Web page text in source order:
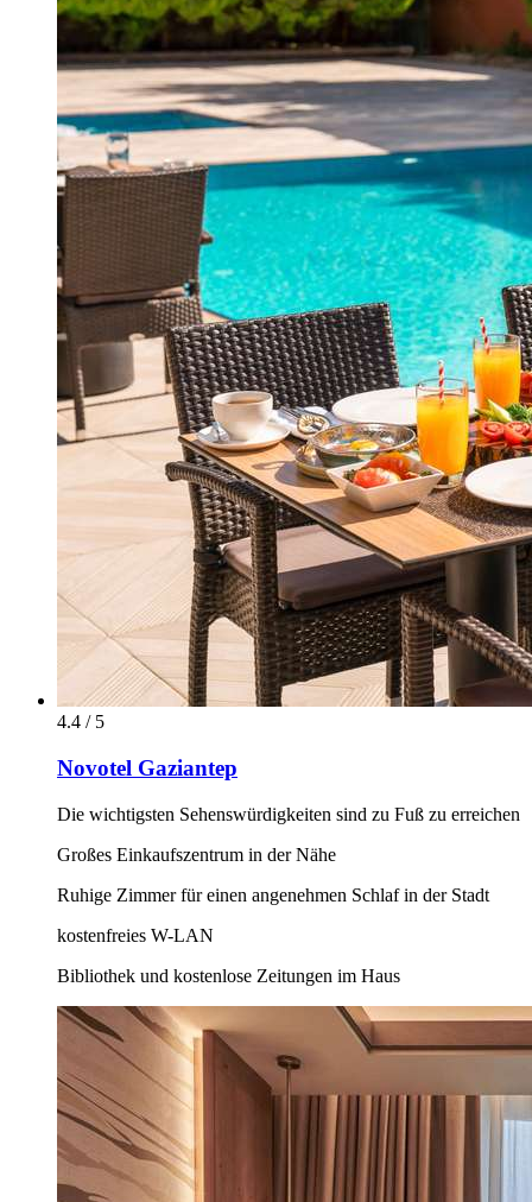
4.4 / 5
Novotel Gaziantep
Die wichtigsten Sehenswürdigkeiten sind zu Fuß zu erreichen
Großes Einkaufszentrum in der Nähe
Ruhige Zimmer für einen angenehmen Schlaf in der Stadt
kostenfreies W-LAN
Bibliothek und kostenlose Zeitungen im Haus